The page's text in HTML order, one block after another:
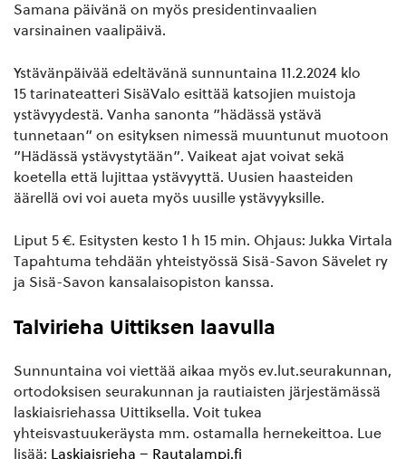
Samana päivänä on myös presidentinvaalien
varsinainen vaalipäivä.
Ystävänpäivää edeltävänä sunnuntaina 11.2.2024 klo
15 tarinateatteri SisäValo esittää katsojien muistoja
ystävyydestä. Vanha sanonta ”hädässä ystävä
tunnetaan” on esityksen nimessä muuntunut muotoon
”Hädässä ystävystytään”. Vaikeat ajat voivat sekä
koetella että lujittaa ystävyyttä. Uusien haasteiden
äärellä ovi voi aueta myös uusille ystävyyksille.
Liput 5 €. Esitysten kesto 1 h 15 min. Ohjaus: Jukka Virtala
Tapahtuma tehdään yhteistyössä Sisä-Savon Sävelet ry
ja Sisä-Savon kansalaisopiston kanssa.
Talvirieha Uittiksen laavulla
Sunnuntaina voi viettää aikaa myös ev.lut.seurakunnan,
ortodoksisen seurakunnan ja rautiaisten järjestämässä
laskiaisriehassa Uittiksella. Voit tukea
yhteisvastuukeräysta mm. ostamalla hernekeittoa. Lue
lisää: Laskiaisrieha – Rautalampi.fi